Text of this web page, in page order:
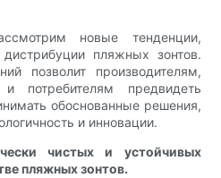
новые тенденции,
пляжных зонтов.
позволит производителям,
потребителям предвидеть
обоснованные решения,
и инновации.
чистых и устойчивых
пляжных зонтов.